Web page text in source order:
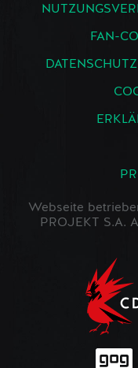
FAN-
Webseite
PROJEKT S.A.